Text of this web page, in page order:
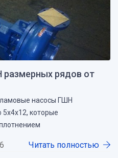
рядов от
насосы ГШН
которые
Читать полностью